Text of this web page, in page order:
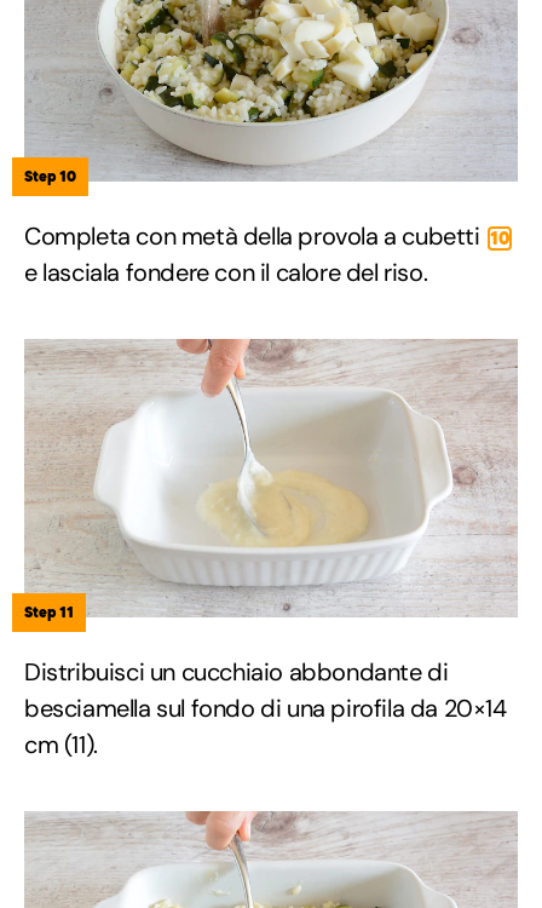
Step 10
Completa con metà della provola a cubetti 10
e lasciala fondere con il calore del riso.
Step 11
Distribuisci un cucchiaio abbondante di
besciamella sul fondo di una pirofila da 20×14
cm (11).